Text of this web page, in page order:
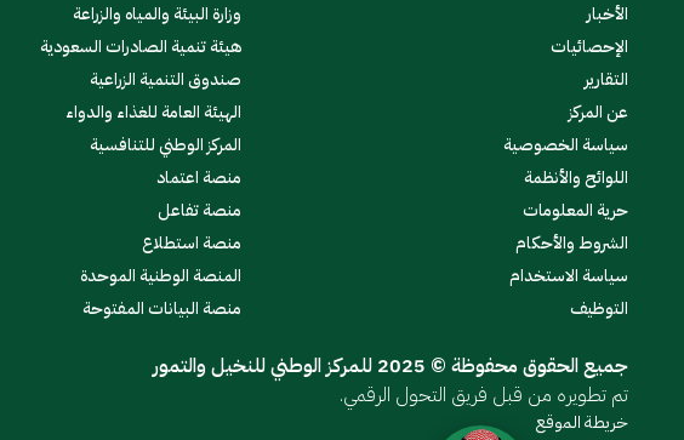
الأخبار
الإحصائيات
التقارير
عن المركز
سياسة الخصوصية
اللوائح والأنظمة
حرية المعلومات
الشروط والأحكام
سياسة الاستخدام
التوظيف
وزارة البيئة والمياه والزراعة
هيئة تنمية الصادرات السعودية
صندوق التنمية الزراعية
الهيئة العامة للغذاء والدواء
المركز الوطني للتنافسية
منصة اعتماد
منصة تفاعل
منصة استطلاع
المنصة الوطنية الموحدة
منصة البيانات المفتوحة
جميع الحقوق محفوظة © 2025 للمركز الوطني للنخيل والتمور
تم تطويره من قبل فريق التحول الرقمي.
خريطة الموقع